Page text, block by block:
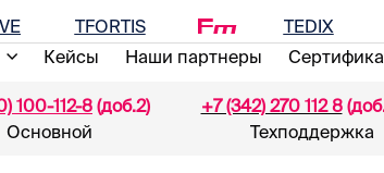
TFORTIS TEDIX
Кейсы Наши партнеры
100-112-8 (доб.2)
Основной
+7 (342) 270 112 8
Техподдержка